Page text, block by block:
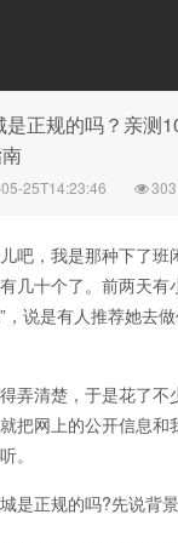
正规的吗？亲测
25T14:23:46 303
，我是那种下了班
几十个了。前两天有
说是有人推荐她去
清楚，于是花了不
把网上的公开信息和
。
正规的吗?先说背景